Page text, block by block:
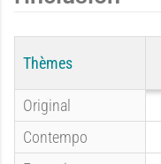
A
e
:
Thèmes
Original
Contempo